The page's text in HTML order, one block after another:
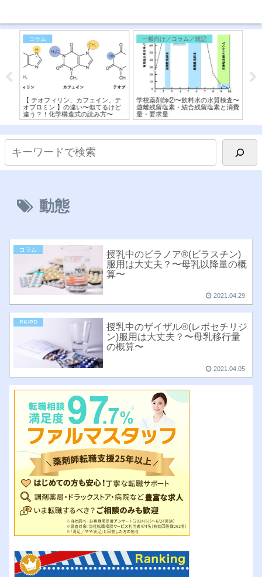
コラム
【 テオフィリン、カフェイン、テ
オブロミン 】の違い〜似てるけど
違う？！化学構造式の読み方〜
一般向け／コラム／雑記
学校薬剤師②〜飲料水の水質検査〜
遊離残留塩素・結合残留塩素と消費
量・要求量
動態
コラム
授乳中のビラノア®︎(ビラスチン)
服用は大丈夫？〜母乳以降量の概
算〜
2021.04.29
PK/PD
授乳中のザイザル®︎(レボセチリジ
ン)服用は大丈夫？〜母乳移行量
の概算〜
2021.04.05